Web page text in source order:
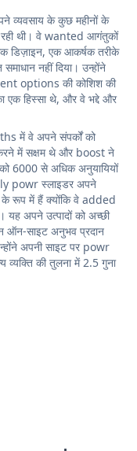
व्यवसाय के कुछ महीनों के
थी। वे wanted आगंतुकों
डिज़ाइन, एक आकर्षक तरीके
नहीं दिया। उन्होंने
options की कोशिश की
एक हिस्सा थे, और वे भद्दे और
में वे अपने संपर्कों को
में सक्षम थे और boost ने
6000 से अधिक अनुयायियों
powr स्लाइडर अपने
के रूप में हैं क्योंकि वे added
यह अपने उत्पादों को अच्छी
ऑन-साइट अनुभव प्रदान
अपनी साइट पर powr
व्यक्ति की तुलना में 2.5 गुना